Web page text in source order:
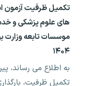
تکمیل ظرفیت آزمون
های علوم پزشکی و
موسسات تابعه وزارت
۱۴۰۴
به اطلاع می رساند،
تکمیل ظرفیت،